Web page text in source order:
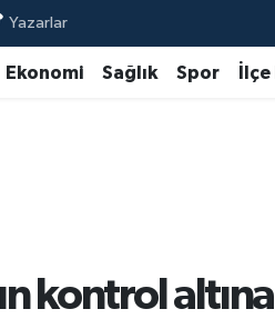
Yazarlar
Ekonomi Sağlık Spor
kontrol altına